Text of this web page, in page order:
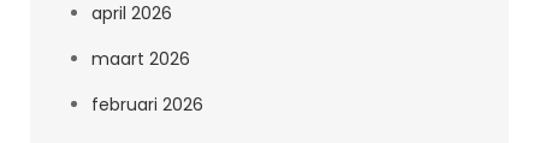
april 2026
maart 2026
februari 2026